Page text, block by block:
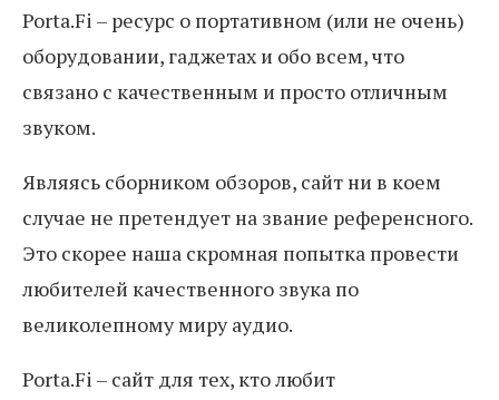
Porta.Fi – ресурс о портативном (или не очень)
оборудовании, гаджетах и обо всем, что
связано с качественным и просто отличным
звуком.
Являясь сборником обзоров, сайт ни в коем
случае не претендует на звание референсного.
Это скорее наша скромная попытка провести
любителей качественного звука по
великолепному миру аудио.
Porta.Fi – сайт для тех, кто любит